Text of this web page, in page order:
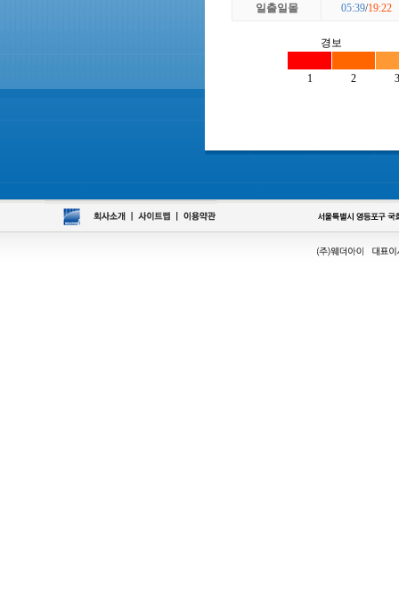
일출일몰
05:39/19:22
경보
1 2 3